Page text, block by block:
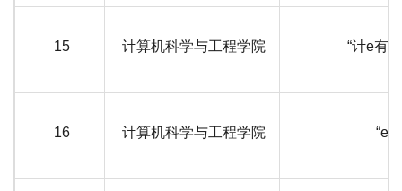
15 计算机科学与工程学院 “计e有
16 计算机科学与工程学院 “e